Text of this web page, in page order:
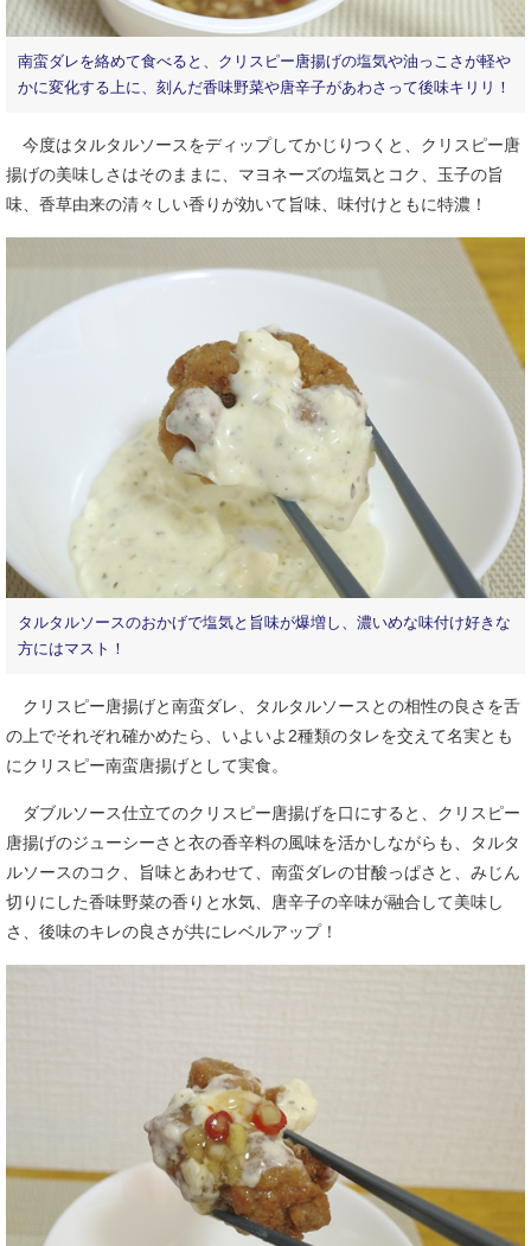
南蛮ダレを絡めて食べると、クリスピー唐揚げの塩気や油っこさが軽や
かに変化する上に、刻んだ香味野菜や唐辛子があわさって後味キリリ！
今度はタルタルソースをディップしてかじりつくと、クリスピー唐
揚げの美味しさはそのままに、マヨネーズの塩気とコク、玉子の旨
味、香草由来の清々しい香りが効いて旨味、味付けともに特濃！
タルタルソースのおかげで塩気と旨味が爆増し、濃いめな味付け好きな
方にはマスト！
クリスピー唐揚げと南蛮ダレ、タルタルソースとの相性の良さを舌
の上でそれぞれ確かめたら、いよいよ2種類のタレを交えて名実とも
にクリスピー南蛮唐揚げとして実食。
ダブルソース仕立てのクリスピー唐揚げを口にすると、クリスピー
唐揚げのジューシーさと衣の香辛料の風味を活かしながらも、タルタ
ルソースのコク、旨味とあわせて、南蛮ダレの甘酸っぱさと、みじん
切りにした香味野菜の香りと水気、唐辛子の辛味が融合して美味し
さ、後味のキレの良さが共にレベルアップ！